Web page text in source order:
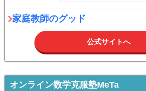
家庭教師のグッド
公式サイトへ
オンライン数学克服塾MeTa